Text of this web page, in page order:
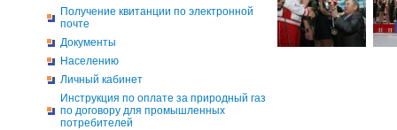
Получение квитанции по электронной
почте
Документы
Населению
Личный кабинет
Инструкция по оплате за природный газ
по договору для промышленных
потребителей